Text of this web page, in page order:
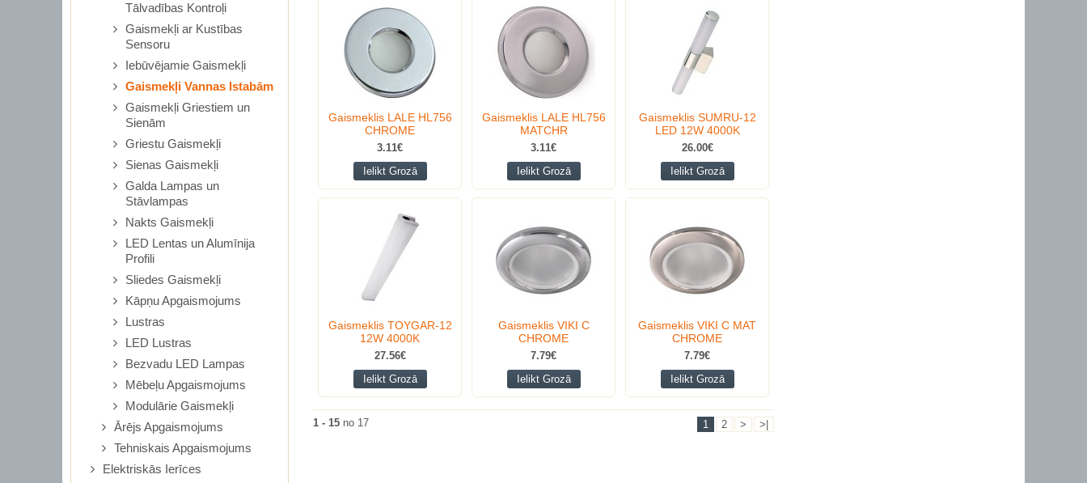
Tālvadības Kontroļi
Gaismekļi ar Kustības
Sensoru
Iebūvējamie Gaismekļi
Gaismekļi Vannas Istabām
Gaismekļi Griestiem un
Sienām
Griestu Gaismekļi
Sienas Gaismekļi
Galda Lampas un
Stāvlampas
Nakts Gaismekļi
LED Lentas un Alumīnija
Profili
Sliedes Gaismekļi
Kāpņu Apgaismojums
Lustras
LED Lustras
Bezvadu LED Lampas
Mēbeļu Apgaismojums
Modulārie Gaismekļi
Ārējs Apgaismojums
Tehniskais Apgaismojums
Elektriskās Ierīces
Gaismeklis LALE HL756
CHROME
3.11€
Ielikt Grozā
Gaismeklis LALE HL756
MATCHR
3.11€
Ielikt Grozā
Gaismeklis SUMRU-12
LED 12W 4000K
26.00€
Ielikt Grozā
Gaismeklis TOYGAR-12
12W 4000K
27.56€
Ielikt Grozā
Gaismeklis VIKI C
CHROME
7.79€
Ielikt Grozā
Gaismeklis VIKI C MAT
CHROME
7.79€
Ielikt Grozā
1 2 > >|
1 - 15 no 17